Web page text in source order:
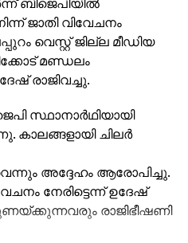
പേരും. സി.
നല്‍കിവരുന്നതെ്ന്ന്
ജിവന്‍
യുവാവും
പൂഴ്ത്തിവെച്ച
ടി.പി
കൊലക്ക് കൊടുത്ത
നിസ്സഹായയായ
ജാതി വിവേചനം
വെസ്റ്റ് ജില്ല മീഡിയ
മണ്ഡലം
രാജിവച്ചു.
സ്ഥാനാര്‍ഥിയായി
കാലങ്ങളായി ചിലര്‍
അദ്ദേഹം ആരോപിച്ചു.
നേരിട്ടെന്ന് ഉദേഷ്
രാജിഭീഷണി